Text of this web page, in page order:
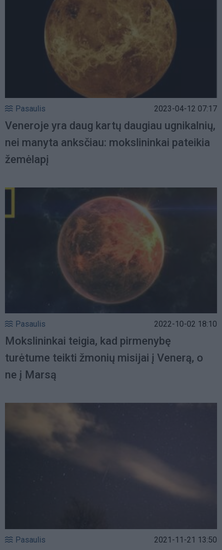
Pasaulis 2023-04-12 07:17
Veneroje yra daug kartų daugiau ugnikalnių,
nei manyta anksčiau: mokslininkai pateikia
žemėlapį
Pasaulis 2022-10-02 18:10
Mokslininkai teigia, kad pirmenybę
turėtume teikti žmonių misijai į Venerą, o
ne į Marsą
Pasaulis 2021-11-21 13:50